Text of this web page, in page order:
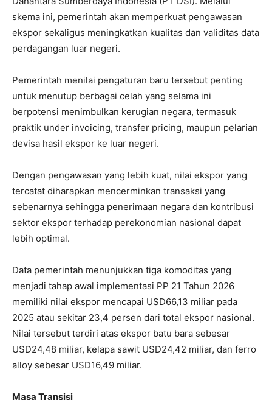
skema ini, pemerintah akan memperkuat pengawasan
ekspor sekaligus meningkatkan kualitas dan validitas data
perdagangan luar negeri.
Pemerintah menilai pengaturan baru tersebut penting
untuk menutup berbagai celah yang selama ini
berpotensi menimbulkan kerugian negara, termasuk
praktik under invoicing, transfer pricing, maupun pelarian
devisa hasil ekspor ke luar negeri.
Dengan pengawasan yang lebih kuat, nilai ekspor yang
tercatat diharapkan mencerminkan transaksi yang
sebenarnya sehingga penerimaan negara dan kontribusi
sektor ekspor terhadap perekonomian nasional dapat
lebih optimal.
Data pemerintah menunjukkan tiga komoditas yang
menjadi tahap awal implementasi PP 21 Tahun 2026
memiliki nilai ekspor mencapai USD66,13 miliar pada
2025 atau sekitar 23,4 persen dari total ekspor nasional.
Nilai tersebut terdiri atas ekspor batu bara sebesar
USD24,48 miliar, kelapa sawit USD24,42 miliar, dan ferro
alloy sebesar USD16,49 miliar.
Masa Transisi